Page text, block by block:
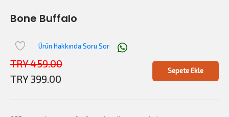
Bone Buffalo
Ürün Hakkında Soru Sor
TRY 459.00
TRY 399.00
Sepete Ekle